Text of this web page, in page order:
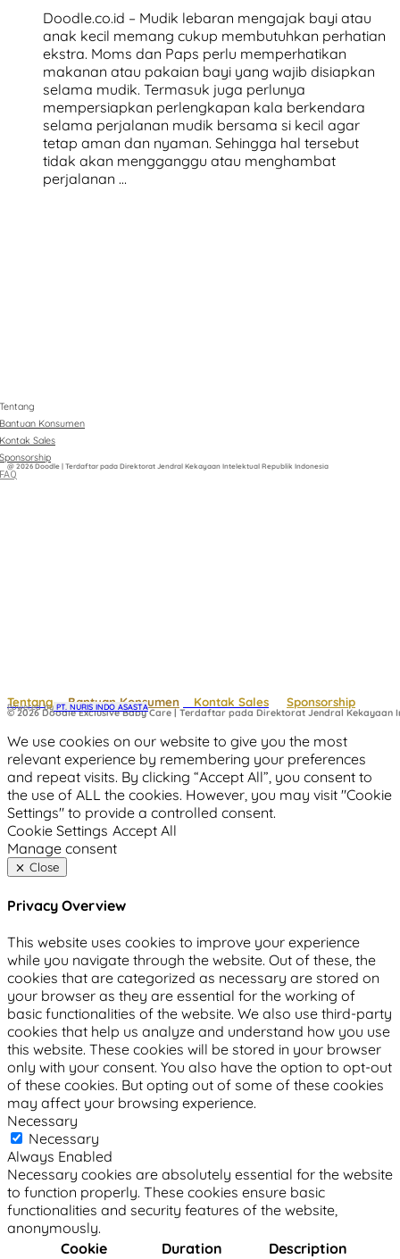
Doodle.co.id – Mudik lebaran mengajak bayi atau
anak kecil memang cukup membutuhkan perhatian
ekstra. Moms dan Paps perlu memperhatikan
makanan atau pakaian bayi yang wajib disiapkan
selama mudik. Termasuk juga perlunya
mempersiapkan perlengkapan kala berkendara
selama perjalanan mudik bersama si kecil agar
tetap aman dan nyaman. Sehingga hal tersebut
tidak akan mengganggu atau menghambat
perjalanan …
Tentang
Bantuan Konsumen
Kontak Sales
Sponsorship
FAQ
@ 2026 Doodle | Terdaftar pada Direktorat Jendral Kekayaan Intelektual Republik Indonesia
Tentang Bantuan Konsumen Kontak Sales Sponsorship
© 2026 Doodle Exclusive Baby Care | Terdaftar pada Direktorat Jendral Kekayaan
Powered by PT. NURIS INDO ASASTA
We use cookies on our website to give you the most
relevant experience by remembering your preferences
and repeat visits. By clicking “Accept All”, you consent to
the use of ALL the cookies. However, you may visit "Cookie
Settings" to provide a controlled consent.
Cookie Settings Accept All
Manage consent
Close
Privacy Overview
This website uses cookies to improve your experience
while you navigate through the website. Out of these, the
cookies that are categorized as necessary are stored on
your browser as they are essential for the working of
basic functionalities of the website. We also use third-party
cookies that help us analyze and understand how you use
this website. These cookies will be stored in your browser
only with your consent. You also have the option to opt-out
of these cookies. But opting out of some of these cookies
may affect your browsing experience.
Necessary
Necessary
Always Enabled
Necessary cookies are absolutely essential for the website
to function properly. These cookies ensure basic
functionalities and security features of the website,
anonymously.
Cookie
Duration Description